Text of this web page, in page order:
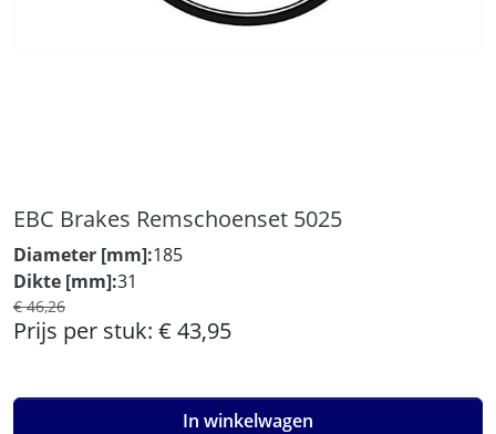
EBC Brakes Remschoenset 5025
Diameter [mm]:185
Dikte [mm]:31
€ 46,26
Prijs per stuk: € 43,95
In winkelwagen